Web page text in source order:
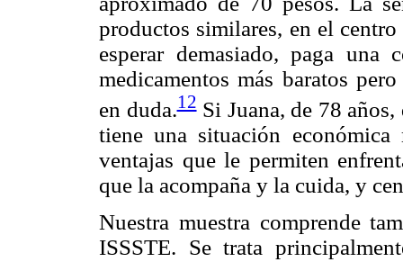
productos similares, en el
esperar demasiado, paga
medicamentos más baratos
en duda.12Si Juana, de 78
tiene una situación
ventajas que le permiten
que la acompaña y la cuida, y
Nuestra muestra comprende
ISSSTE. Se trata